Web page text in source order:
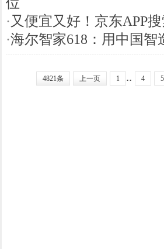
·又便宜又好！京东APP
·海尔智家618：用中国
4821条 上一页 1 .. 4 5